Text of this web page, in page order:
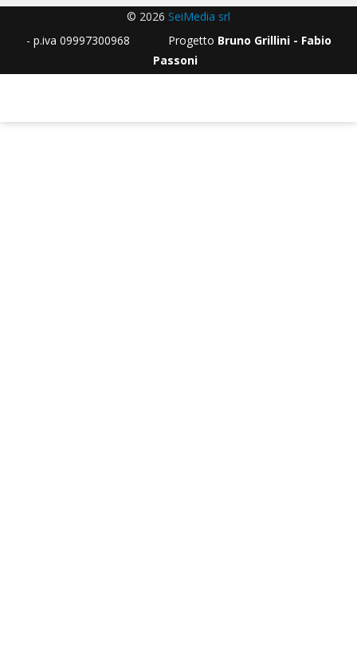
© 2026 SeiMedia srl
- p.iva 09997300968 Progetto Bruno Grillini - Fabio
Passoni